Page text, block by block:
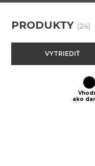
PRODUKTY (24)
VYTRIEDIŤ
ako